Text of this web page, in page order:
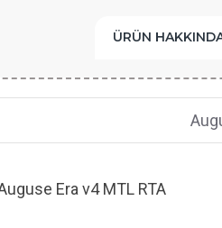
ÜRÜN
Era v4 MTL RTA